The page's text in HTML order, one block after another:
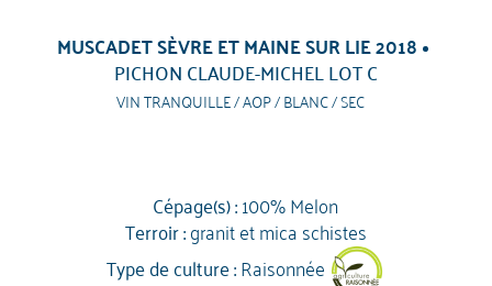
MUSCADET SÈVRE ET MAINE SUR LIE 2018
PICHON CLAUDE-MICHEL LOT C
VIN TRANQUILLE / AOP / BLANC / SEC
Cépage(s) :100% Melon
Terroir :granit et mica schistes
Type de culture :Raisonnée